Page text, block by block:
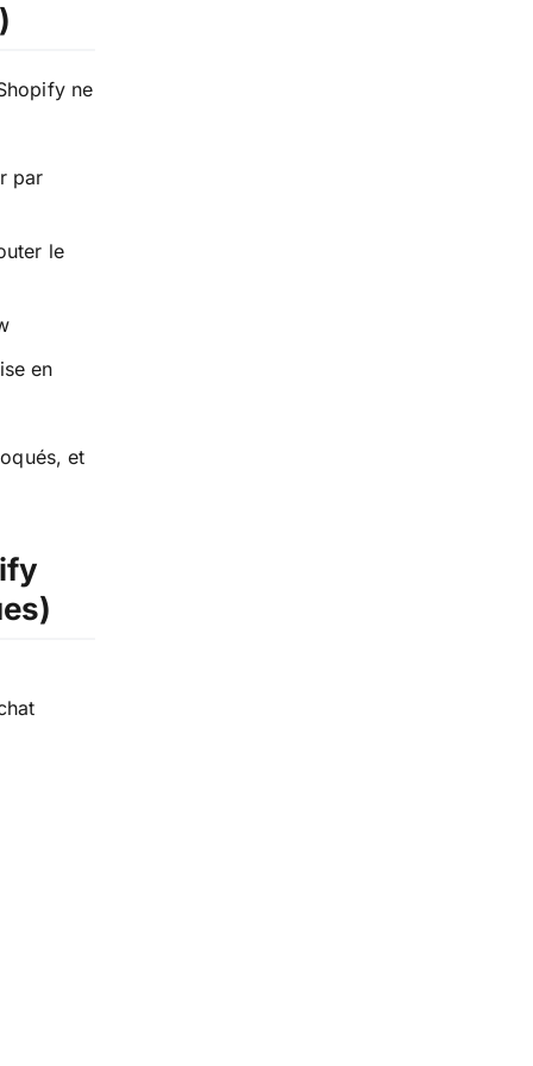
ne
par
le
en
et